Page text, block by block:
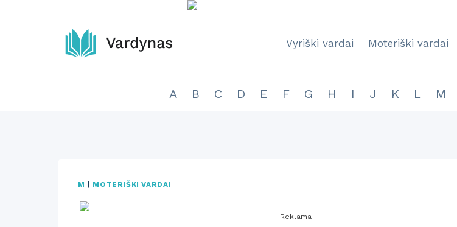
Vyriški vardai Moteriški vardai
A B C D E F G H I J K L M
M MOTERIŠKI VARDAI
Reklama